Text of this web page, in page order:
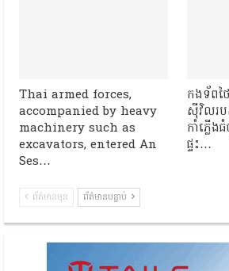
Thai armed forces,
accompanied by heavy
machinery such as
excavators, entered An
Ses…
កងទ័ពថ
ស៊ីវិលរប
កាំភ្លើ
ផ្ទះ…
ព័ត៌មានមុន ព័ត៌មានបន្ទាប់